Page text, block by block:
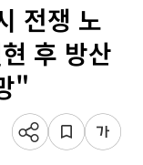
전쟁 노
후 방산
"